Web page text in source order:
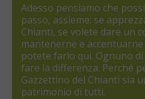
Adesso pensiamo che
passo, assieme: se
Chianti, se volete dare un
mantenerne e accentuarne
potete farlo qui. Ognuno
fare la differenza. Perché
Gazzettino del Chianti sia
patrimonio di tutti.